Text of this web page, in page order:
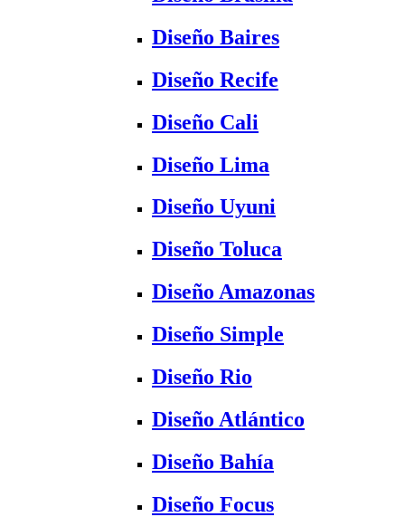
Diseño Baires
Diseño Recife
Diseño Cali
Diseño Lima
Diseño Uyuni
Diseño Toluca
Diseño Amazonas
Diseño Simple
Diseño Rio
Diseño Atlántico
Diseño Bahía
Diseño Focus